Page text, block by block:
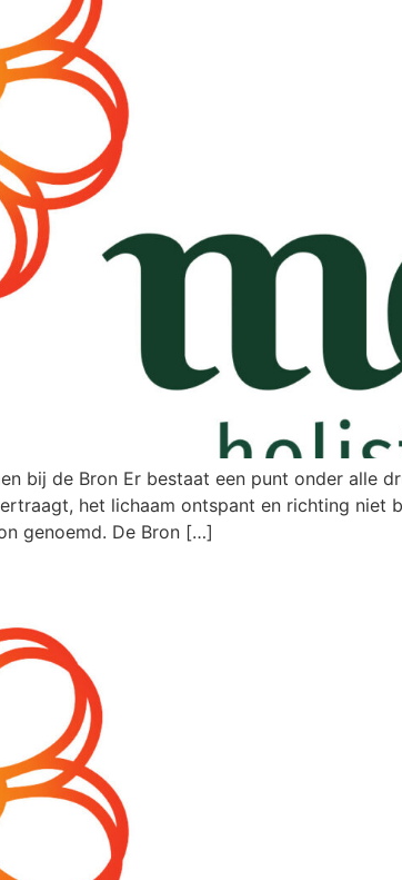
bij de Bron Er bestaat een punt onder alle
het lichaam ontspant en richting
genoemd. De Bron […]